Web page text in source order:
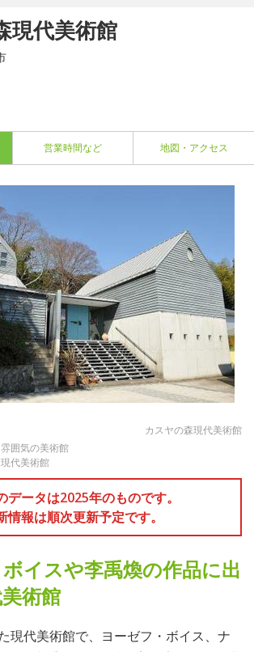
現代美術館
営業時間など 地図・アクセス
カスヤの森現代美術館
囲気の美術館
代美術館
ータは2025年のものです。
情報は順次更新予定です。
イスや李禹煥の作品に出
術館
現代美術館で、ヨーゼフ・ボイス、ナ